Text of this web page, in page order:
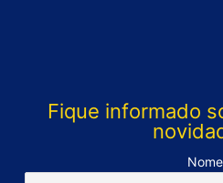
Fique informado
Nome